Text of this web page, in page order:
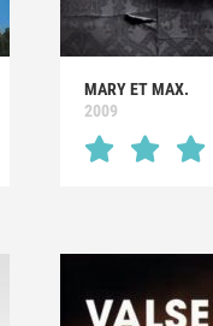
MARY ET MAX.
2009